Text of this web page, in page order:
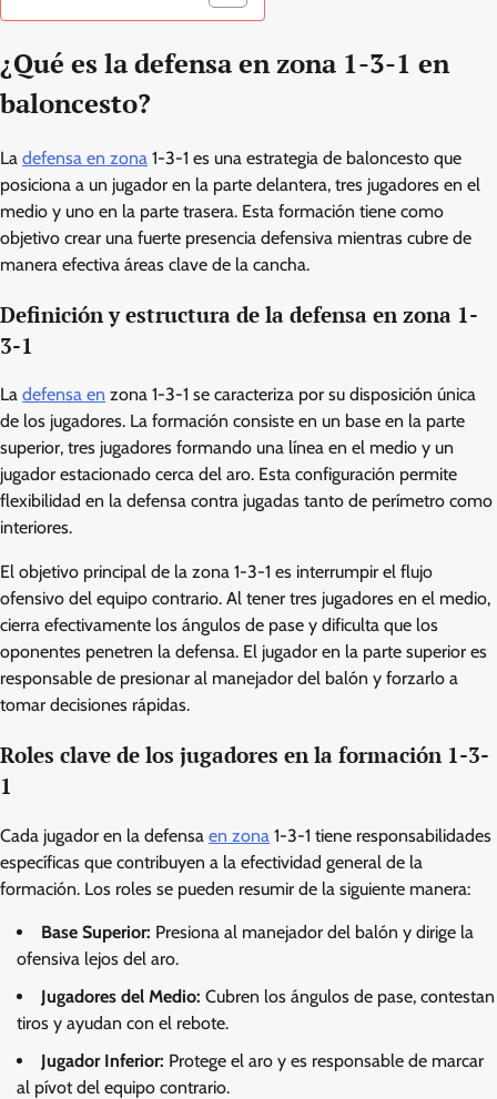
¿Qué es la defensa en zona 1-3-1 en
baloncesto?
La defensa en zona 1-3-1 es una estrategia de baloncesto que
posiciona a un jugador en la parte delantera, tres jugadores en el
medio y uno en la parte trasera. Esta formación tiene como
objetivo crear una fuerte presencia defensiva mientras cubre de
manera efectiva áreas clave de la cancha.
Definición y estructura de la defensa en zona 1-
3-1
La defensa en zona 1-3-1 se caracteriza por su disposición única
de los jugadores. La formación consiste en un base en la parte
superior, tres jugadores formando una línea en el medio y un
jugador estacionado cerca del aro. Esta configuración permite
flexibilidad en la defensa contra jugadas tanto de perímetro como
interiores.
El objetivo principal de la zona 1-3-1 es interrumpir el flujo
ofensivo del equipo contrario. Al tener tres jugadores en el medio,
cierra efectivamente los ángulos de pase y dificulta que los
oponentes penetren la defensa. El jugador en la parte superior es
responsable de presionar al manejador del balón y forzarlo a
tomar decisiones rápidas.
Roles clave de los jugadores en la formación 1-3-
1
Cada jugador en la defensa en zona 1-3-1 tiene responsabilidades
específicas que contribuyen a la efectividad general de la
formación. Los roles se pueden resumir de la siguiente manera:
Base Superior: Presiona al manejador del balón y dirige la
ofensiva lejos del aro.
Jugadores del Medio: Cubren los ángulos de pase, contestan
tiros y ayudan con el rebote.
Jugador Inferior: Protege el aro y es responsable de marcar
al pívot del equipo contrario.